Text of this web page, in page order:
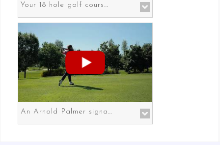
Your 18 hole golf course in Prato the gateway to Florence
An Arnold Palmer signature course in Prato the gateway to Florence